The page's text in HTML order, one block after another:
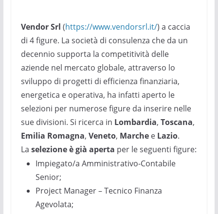
Vendor Srl (https://www.vendorsrl.it/) a caccia
di 4 figure. La società di consulenza che da un
decennio supporta la competitività delle
aziende nel mercato globale, attraverso lo
sviluppo di progetti di efficienza finanziaria,
energetica e operativa, ha infatti aperto le
selezioni per numerose figure da inserire nelle
sue divisioni. Si ricerca in Lombardia, Toscana,
Emilia Romagna, Veneto, MarcheeLazio.
La selezione è già aperta per le seguenti figure:
Impiegato/a Amministrativo-Contabile
Senior;
Project Manager – Tecnico Finanza
Agevolata;